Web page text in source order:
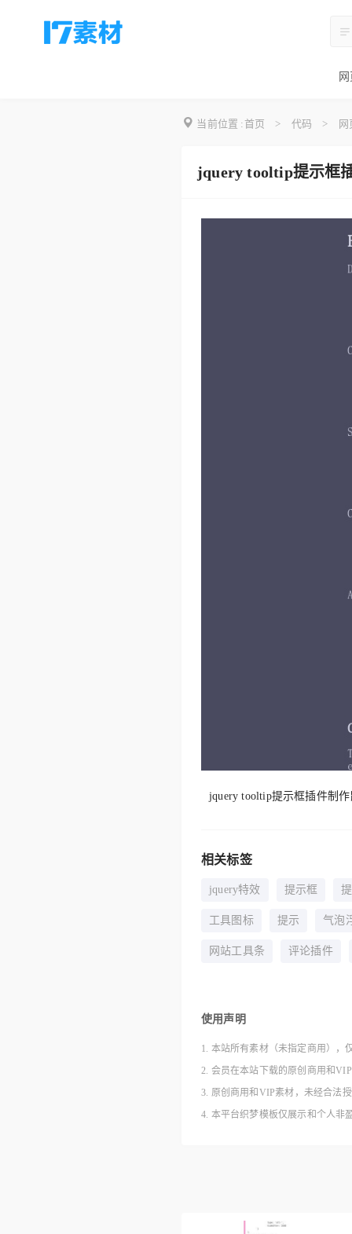
当前位置 :首页 > 代码 > 网
jquery tooltip提示框
jquery tooltip提示框插件制
相关标签
jquery特效 提示框
工具图标 提示 气泡
网站工具条 评论插件
使用声明
1. 本站所有素材（未指定商用），
2. 会员在本站下载的原创商用和
3. 原创商用和VIP素材，未经合法
4. 本平台织梦模板仅展示和个人非